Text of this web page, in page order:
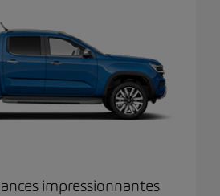
impressionnantes